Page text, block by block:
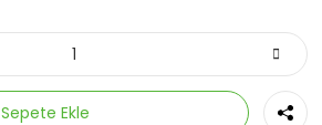
Sepete Ekle